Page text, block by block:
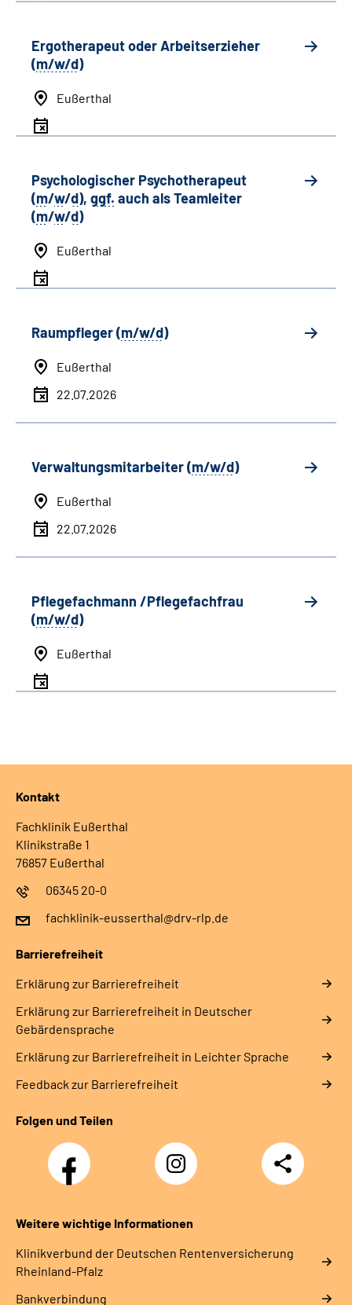
Ergotherapeut oder Arbeitserzieher
(m/w/d)
Eußerthal
Psychologischer Psychotherapeut
(m/w/d), ggf. auch alsTeamleiter
(m/w/d)
Eußerthal
Raumpfleger (m/w/d)
Eußerthal
22.07.2026
Verwaltungsmitarbeiter (m/w/d)
Eußerthal
22.07.2026
Pflegefachmann /Pflegefachfrau
(m/w/d)
Eußerthal
Kontakt
Fachklinik Eußerthal
Klinikstraße 1
76857 Eußerthal
06345 20-0
fachklinik-eusserthal@drv-rlp.de
Barrierefreiheit
Erklärung zur Barrierefreiheit
Erklärung zur Barrierefreiheit in Deutscher
Gebärdensprache
Erklärung zur Barrierefreiheit in Leichter Sprache
Feedback zur Barrierefreiheit
Folgen und Teilen
Facebook
Instagram
DRV
Nachwuchskräfte
Teilen
Weitere wichtige Informationen
Klinikverbund der Deutschen Rentenversicherung
Rheinland-Pfalz
Bankverbindung